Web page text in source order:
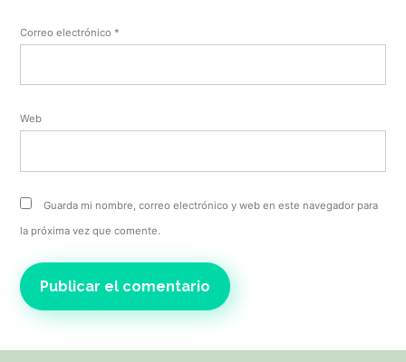
Correo electrónico *
Web
Guarda mi nombre, correo electrónico y web en este navegador para
la próxima vez que comente.